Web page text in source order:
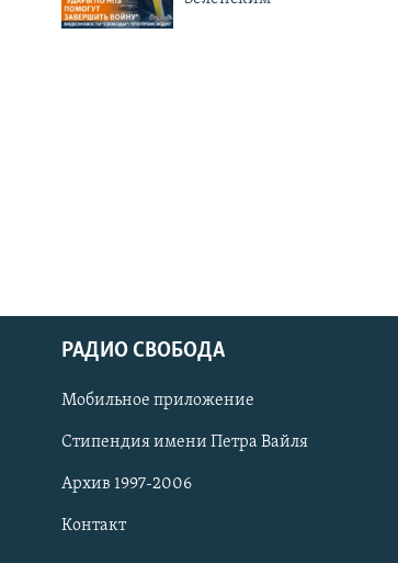
СОЦИАЛЬНЫЕ СЕТИ
РАДИО СВОБОДА
Мобильное приложение
Стипендия имени Петра Вайля
Архив 1997-2006
Контакт